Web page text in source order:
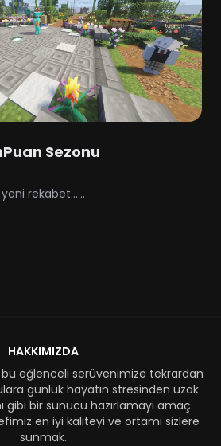
Sezonu
rekabet......
HAKKIMIZDA
bu eğlenceli serüvenimize tekrardan
günlük hayatın stresinden uzak
gibi bir sunucu hazırlamayı amaç
en iyi kaliteyi ve ortamı sizlere
sunmak.